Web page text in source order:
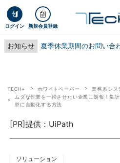
ログイン 新規会員登録
お知らせ 夏季休業期間のお問い合
TECH+ ホワイトペーパー 業務系シス
ムダな作業を一掃させたい企業に朗報！集
単に自動化する方法
[PR]提供：UiPath
ソリューション